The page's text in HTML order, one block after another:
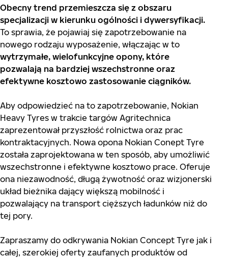
Obecny trend przemieszcza się z obszaru
specjalizacji w kierunku ogólności i dywersyfikacji.
To sprawia, że pojawiaj się zapotrzebowanie na
nowego rodzaju wyposażenie, włączając w to
wytrzymałe, wielofunkcyjne opony, które
pozwalają na bardziej wszechstronne oraz
efektywne kosztowo zastosowanie ciągników.
Aby odpowiedzieć na to zapotrzebowanie, Nokian
Heavy Tyres w trakcie targów Agritechnica
zaprezentował przyszłość rolnictwa oraz prac
kontraktacyjnych. Nowa opona Nokian Conept Tyre
została zaprojektowana w ten sposób, aby umożliwić
wszechstronne i efektywne kosztowo prace. Oferuje
ona niezawodność, długą żywotność oraz wizjonerski
układ bieżnika dający większą mobilność i
pozwalający na transport cięższych ładunków niż do
tej pory.
Zapraszamy do odkrywania Nokian Concept Tyre jak i
całej, szerokiej oferty zaufanych produktów od